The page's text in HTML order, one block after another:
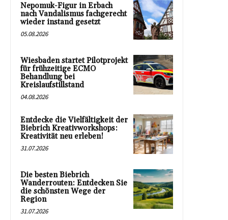
Nepomuk-Figur in Erbach
nach Vandalismus fachgerecht
wieder instand gesetzt
05.08.2026
Wiesbaden startet Pilotprojekt
für frühzeitige ECMO
Behandlung bei
Kreislaufstillstand
04.08.2026
Entdecke die Vielfältigkeit der
Biebrich Kreativworkshops:
Kreativität neu erleben!
31.07.2026
Die besten Biebrich
Wanderrouten: Entdecken Sie
die schönsten Wege der
Region
31.07.2026